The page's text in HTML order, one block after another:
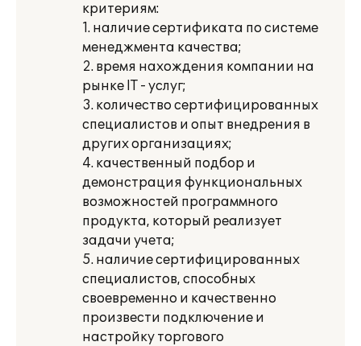
критериям:
1. наличие сертификата по системе
менеджмента качества;
2. время нахождения компании на
рынке IT - услуг;
3. количество сертифицированных
специалистов и опыт внедрения в
других организациях;
4. качественный подбор и
демонстрация функциональных
возможностей программного
продукта, который реализует
задачи учета;
5. наличие сертифицированных
специалистов, способных
своевременно и качественно
произвести подключение и
настройку торгового